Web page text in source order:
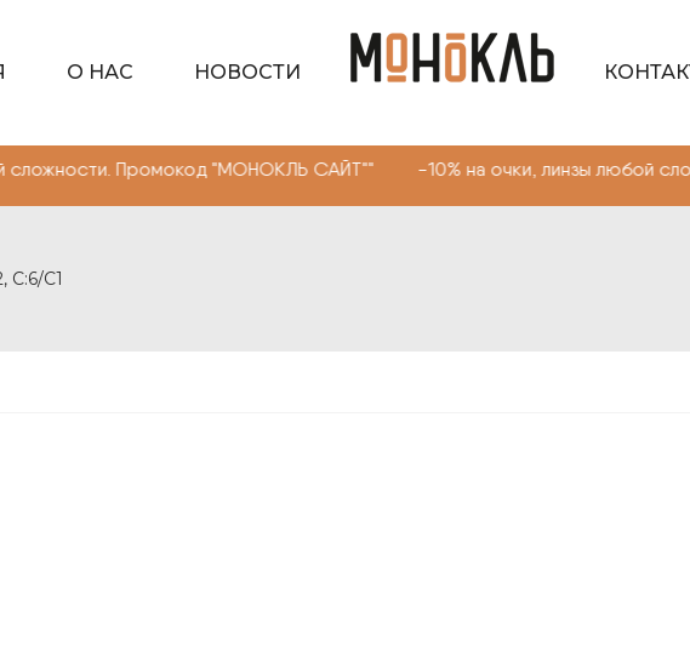
О НАС НОВОСТИ
"МОНОКЛЬ САЙТ"" -10% на очки, линзы любой
С:6/С1